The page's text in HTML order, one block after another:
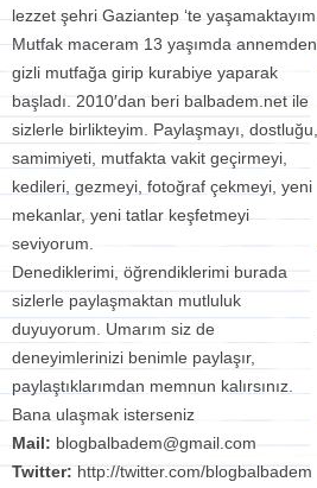
lezzet şehri Gaziantep ‘te yaşamaktayım.
Mutfak maceram 13 yaşımda annemden
gizli mutfağa girip kurabiye yaparak
başladı. 2010′dan beri balbadem.net ile
sizlerle birlikteyim. Paylaşmayı, dostluğu,
samimiyeti, mutfakta vakit geçirmeyi,
kedileri, gezmeyi, fotoğraf çekmeyi, yeni
mekanlar, yeni tatlar keşfetmeyi
seviyorum.
Denediklerimi, öğrendiklerimi burada
sizlerle paylaşmaktan mutluluk
duyuyorum. Umarım siz de
deneyimlerinizi benimle paylaşır,
paylaştıklarımdan memnun kalırsınız.
Bana ulaşmak isterseniz
Mail: blogbalbadem@gmail.com
Twitter: http://twitter.com/blogbalbadem